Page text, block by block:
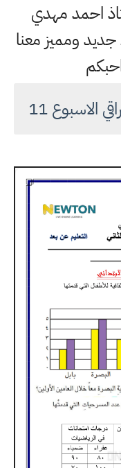
احمد مهدي
ومميز معنا
الاسبوع 11